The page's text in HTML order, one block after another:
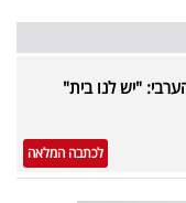
"יש לנו בית"
לכתבה המלאה